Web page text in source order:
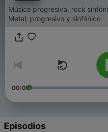
Música progresiva, rock
Metal, progresivo y sinfónico
00:00
Episodios